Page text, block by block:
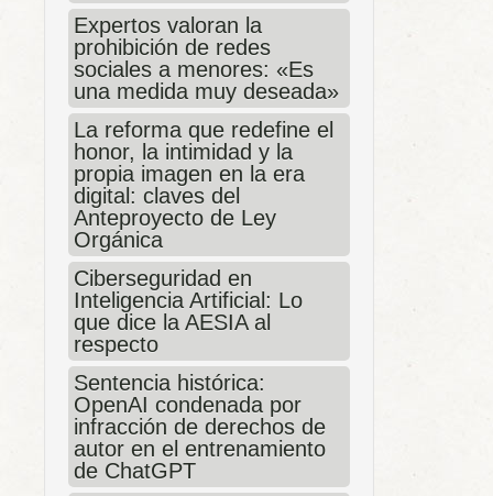
Expertos valoran la
prohibición de redes
sociales a menores: «Es
una medida muy deseada»
La reforma que redefine el
honor, la intimidad y la
propia imagen en la era
digital: claves del
Anteproyecto de Ley
Orgánica
Ciberseguridad en
Inteligencia Artificial: Lo
que dice la AESIA al
respecto
Sentencia histórica:
OpenAI condenada por
infracción de derechos de
autor en el entrenamiento
de ChatGPT